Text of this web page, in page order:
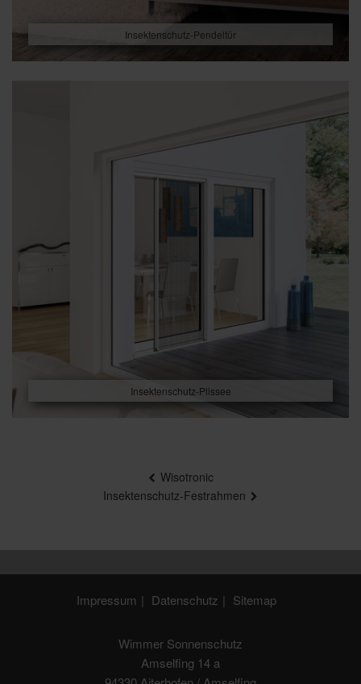
Insektenschutz-Pendeltür
Insektenschutz-Plissee
Wisotronic
Insektenschutz-Festrahmen
Impressum Datenschutz Sitemap
Wimmer Sonnenschutz
Amselfing 14 a